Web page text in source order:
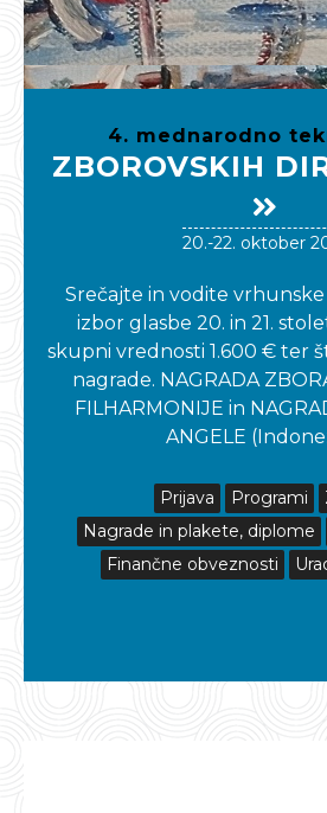
4. mednarodno
ZBOROVSKIH
20.-22. oktober
Srečajte in vodite
izbor glasbe 20. in 21.
skupni vrednosti 1.600 € ter
nagrade. NAGRADA
FILHARMONIJE in
ANGELE
Prijava Programi
Nagrade in plakete, diplome
Finančne obveznosti